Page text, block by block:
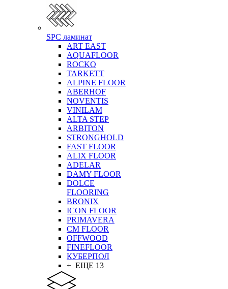
SPC ламинат
ART EAST
AQUAFLOOR
ROCKO
TARKETT
ALPINE FLOOR
ABERHOF
NOVENTIS
VINILAM
ALTA STEP
ARBITON
STRONGHOLD
FAST FLOOR
ALIX FLOOR
ADELAR
DAMY FLOOR
DOLCE
FLOORING
BRONIX
ICON FLOOR
PRIMAVERA
CM FLOOR
OFFWOOD
FINEFLOOR
КУБЕРПОЛ
+ ЕЩЕ 13